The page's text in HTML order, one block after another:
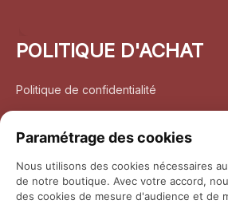
POLITIQUE D'ACHAT
Politique de confidentialité
Politique de retour et remboursement
Paramétrage des cookies
Nous utilisons des cookies nécessaires
de notre boutique. Avec votre accord,
des cookies de mesure d'audience et de